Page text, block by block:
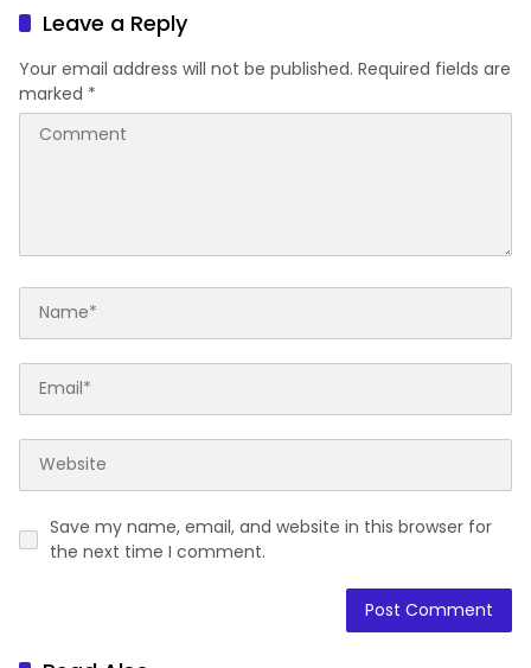
Leave a Reply
Your email address will not be published. Required fields are
marked *
Save my name, email, and website in this browser for
the next time I comment.